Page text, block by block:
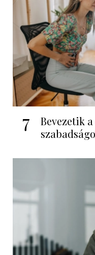
7
Bevezetik